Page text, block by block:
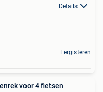
Details
Eergisteren
voor 4 fietsen